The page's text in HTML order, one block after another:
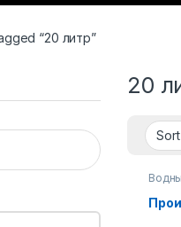
“20 литр”
20